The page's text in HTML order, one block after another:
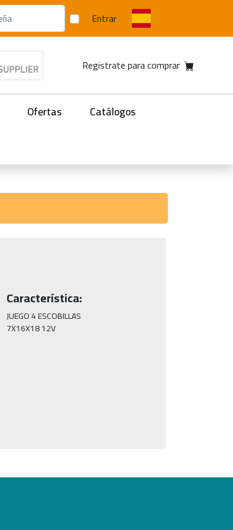
Entrar
Registrate para comprar
Ofertas
Catálogos
Característica:
JUEGO 4 ESCOBILLAS
7X16X18 12V